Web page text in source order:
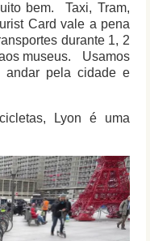
bem. Taxi, Tram,
Card vale a pena
durante 1, 2
museus. Usamos
pela cidade e
Lyon é uma